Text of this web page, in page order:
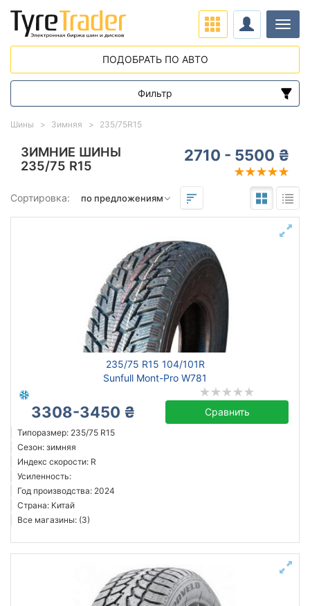
ЗИМНИЕ ШИНЫ
235/75 R15
2710 - 5500 ₴
Сортировка:
235/75 R15 104/101R
Sunfull Mont-Pro W781
3308-3450 ₴ Сравнить
Типоразмер: 235/75 R15
Сезон: зимняя
Индекс скорости: R
Усиленность:
Год производства: 2024
Страна: Китай
Все магазины: (3)
Шины Зимняя 235/75R15
ПОДОБРАТЬ ПО АВТО
Фильтр
Диапазон цен
от
Triangle
Hankook
Bridgestone
CST